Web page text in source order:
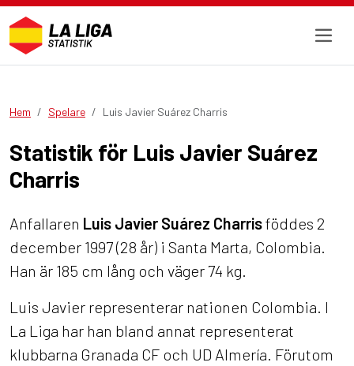
Hem Spelare Luis Javier Suárez Charris
Statistik för Luis Javier Suárez
Charris
Anfallaren Luis Javier Suárez Charrisföddes 2
december 1997 (28 år) i Santa Marta, Colombia.
Han är 185 cm lång och väger 74 kg.
Luis Javier representerar nationen Colombia. I
La Liga har han bland annat representerat
klubbarna Granada CF och UD Almería. Förutom